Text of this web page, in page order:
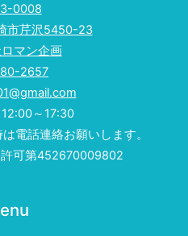
0008
市芹沢5450-23
マン企画
2657
～17:30
電話連絡お願いします。
可第452670009802